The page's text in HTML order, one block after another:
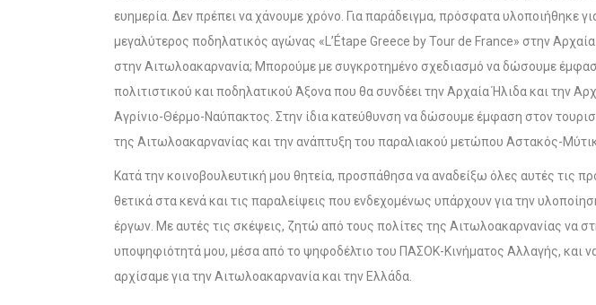
ευημερία. Δεν πρέπει να χάνουμε χρόνο. Για παράδειγμα, πρόσφατα υλοποιήθηκε
μεγαλύτερος ποδηλατικός αγώνας «L’Étape Greece by Tour de France» στην Αρχαία
στην Αιτωλοακαρνανία; Μπορούμε με συγκροτημένο σχεδιασμό να δώσουμε
πολιτιστικού και ποδηλατικού Άξονα που θα συνδέει την Αρχαία Ήλιδα και την
Αγρίνιο-Θέρμο-Ναύπακτος. Στην ίδια κατεύθυνση να δώσουμε έμφαση στον
της Αιτωλοακαρνανίας και την ανάπτυξη του παραλιακού μετώπου Αστακός-
Κατά την κοινοβουλευτική μου θητεία, προσπάθησα να αναδείξω όλες αυτές τις
θετικά στα κενά και τις παραλείψεις που ενδεχομένως υπάρχουν για την
έργων. Με αυτές τις σκέψεις, ζητώ από τους πολίτες της Αιτωλοακαρνανίας να
υποψηφιότητά μου, μέσα από το ψηφοδέλτιο του ΠΑΣΟΚ-Κινήματος Αλλαγής, και
αρχίσαμε για την Αιτωλοακαρνανία και την Ελλάδα.